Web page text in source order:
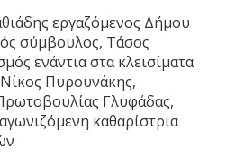
εργαζόμενος Δήμου
σύμβουλος, Τάσος
ενάντια στα κλεισίματα
Νίκος Πυρουνάκης,
Γλυφάδας,
καθαρίστρια